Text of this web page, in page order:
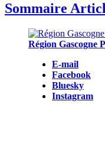
Sommaire
Région Gascogne
E-mail
Facebook
Bluesky
Instagram